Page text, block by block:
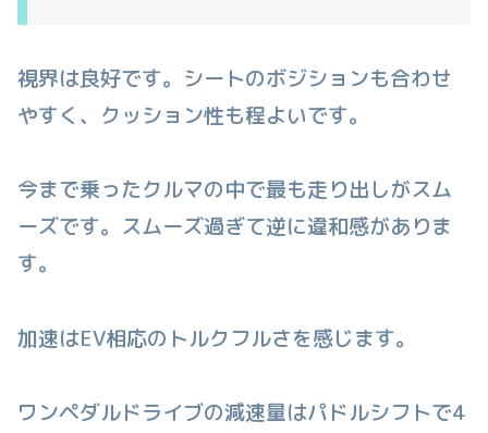
視界は良好です。シートのボジションも合わせ
やすく、クッション性も程よいです。
今まで乗ったクルマの中で最も走り出しがスム
ーズです。スムーズ過ぎて逆に違和感がありま
す。
加速はEV相応のトルクフルさを感じます。
ワンペダルドライブの減速量はパドルシフトで4